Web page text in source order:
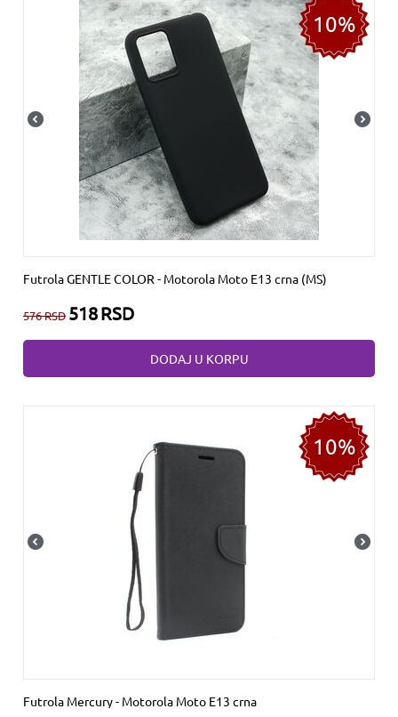
10%
Futrola GENTLE COLOR - Motorola Moto E13 crna (MS)
576RSD 518RSD
DODAJ U KORPU
10%
Futrola Mercury - Motorola Moto E13 crna